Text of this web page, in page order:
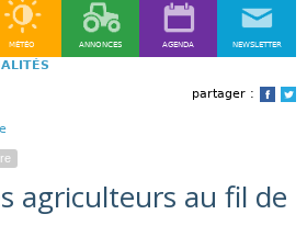
MÉTÉO ANNONCES AGENDA NEWSLETTER
partager :
agriculteurs au fil de